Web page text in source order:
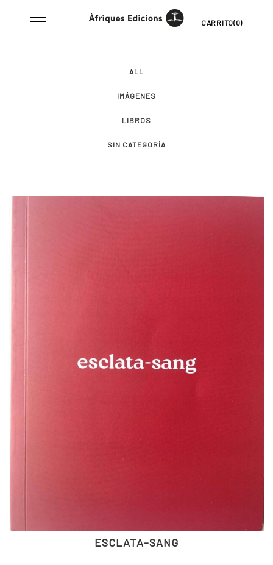
Toggle
CARRITO(0)
ALL
IMÁGENES
LIBROS
SIN CATEGORÍA
ESCLATA-SANG